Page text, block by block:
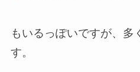
もいるっぽいですが、多
す。